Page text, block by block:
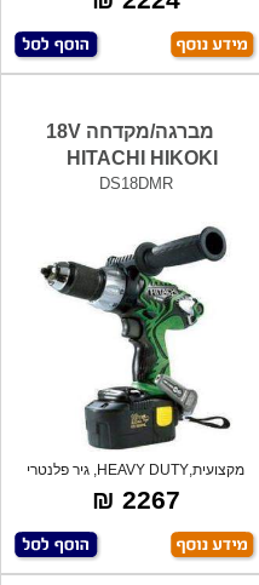
מברגה/מקדחה 18V
HITACHI HIKOKI
DS18DMR
מקצועית,HEAVY DUTY, גיר פלנטרי
ופוטר אוט
2267 ₪